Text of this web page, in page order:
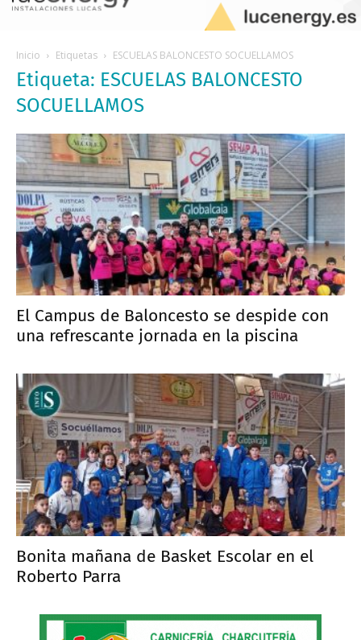
Inicio Etiquetas ESCUELAS BALONCESTO SOCUELLAMOS
Etiqueta: ESCUELAS BALONCESTO
SOCUELLAMOS
El Campus de Baloncesto se despide con
una refrescante jornada en la piscina
Bonita mañana de Basket Escolar en el
Roberto Parra